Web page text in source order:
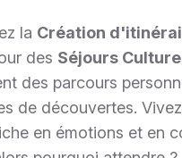
la Création
des Séjours
des parcours
de découvertes.
en émotions et en